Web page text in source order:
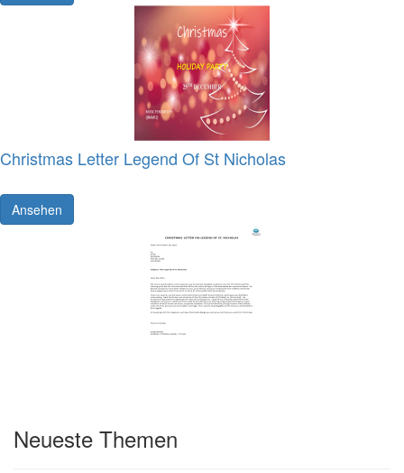
Christmas Letter Legend Of St Nicholas
Ansehen
Neueste Themen